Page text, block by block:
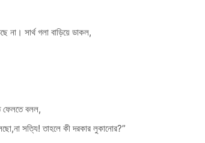
না। সার্থ গলা বাড়িয়ে ডাকল,
ফেলতে বলল,
সত্যি! তাহলে কী দরকার লুকানোর?”